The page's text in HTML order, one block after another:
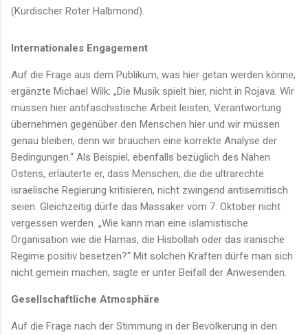
(Kurdischer Roter Halbmond).
Internationales Engagement
Auf die Frage aus dem Publikum, was hier getan werden könne,
ergänzte Michael Wilk: „Die Musik spielt hier, nicht in Rojava. Wir
müssen hier antifaschistische Arbeit leisten, Verantwortung
übernehmen gegenüber den Menschen hier und wir müssen
genau bleiben, denn wir brauchen eine korrekte Analyse der
Bedingungen.“ Als Beispiel, ebenfalls bezüglich des Nahen
Ostens, erläuterte er, dass Menschen, die die ultrarechte
israelische Regierung kritisieren, nicht zwingend antisemitisch
seien. Gleichzeitig dürfe das Massaker vom 7. Oktober nicht
vergessen werden. „Wie kann man eine islamistische
Organisation wie die Hamas, die Hisbollah oder das iranische
Regime positiv besetzen?“ Mit solchen Kräften dürfe man sich
nicht gemein machen, sagte er unter Beifall der Anwesenden.
Gesellschaftliche Atmosphäre
Auf die Frage nach der Stimmung in der Bevölkerung in den